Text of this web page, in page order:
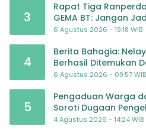
3
Rapat Tiga
GEMA BT: Jangan
Pembiayaan yang
6 Agustus 2026 - 19:18 WIB
4
Berita Bahagia:
Berhasil Ditemukan
6 Agustus 2026 - 09:57 WIB
5
Pengaduan Warga
Soroti Dugaan
TK Al-Ikhlas Tapanuli
4 Agustus 2026 - 14:24 WIB